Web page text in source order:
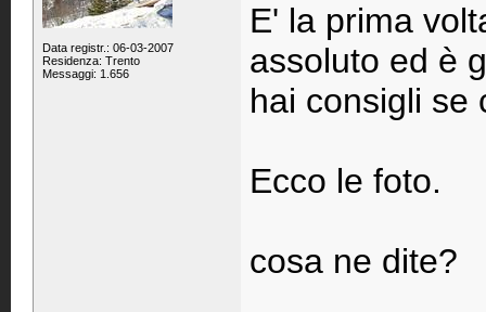
Data registr.: 06-03-2007
Residenza: Trento
Messaggi: 1.656
E' la prima
assoluto ed è
hai consigli se
Ecco le foto.
cosa ne dite?